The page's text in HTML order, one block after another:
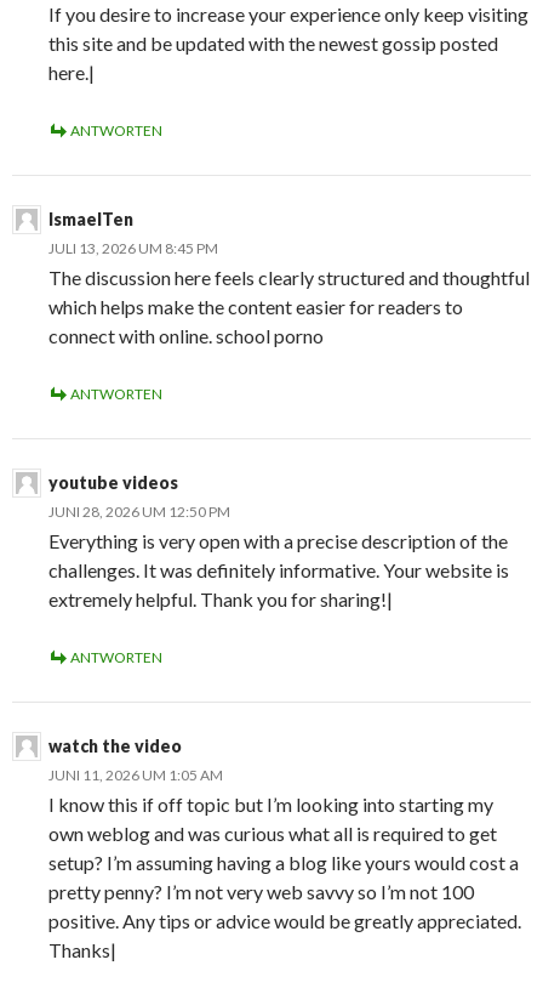
If you desire to increase your experience only keep visiting
this site and be updated with the newest gossip posted
here.|
ANTWORTEN
IsmaelTen
JULI 13, 2026 UM 8:45 PM
The discussion here feels clearly structured and thoughtful
which helps make the content easier for readers to
connect with online. school porno
ANTWORTEN
youtube videos
JUNI 28, 2026 UM 12:50 PM
Everything is very open with a precise description of the
challenges. It was definitely informative. Your website is
extremely helpful. Thank you for sharing!|
ANTWORTEN
watch the video
JUNI 11, 2026 UM 1:05 AM
I know this if off topic but I’m looking into starting my
own weblog and was curious what all is required to get
setup? I’m assuming having a blog like yours would cost a
pretty penny? I’m not very web savvy so I’m not 100
positive. Any tips or advice would be greatly appreciated.
Thanks|